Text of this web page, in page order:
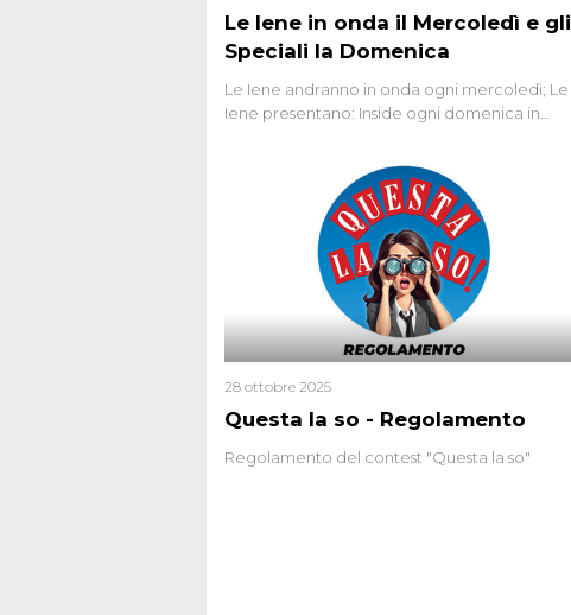
Le Iene in onda il Mercoledì e gli
Speciali la Domenica
Le Iene andranno in onda ogni mercoledì; Le
Iene presentano: Inside ogni domenica in
Questa la so - Regolamento
28 ottobre 2025
Regolamento del contest "Questa la so"